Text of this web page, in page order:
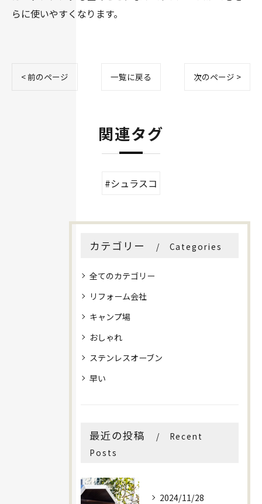
らに使いやすくなります。
< 前のページ 一覧に戻る 次のページ >
関連タグ
#シュラスコ
カテゴリー Categories
全てのカテゴリー
リフォーム会社
キャンプ場
おしゃれ
ステンレスオーブン
早い
最近の投稿
Recent
Posts
2024/11/28